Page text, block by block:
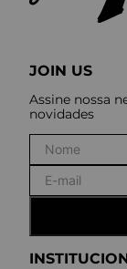
JOIN US
Assine nossa
novidades